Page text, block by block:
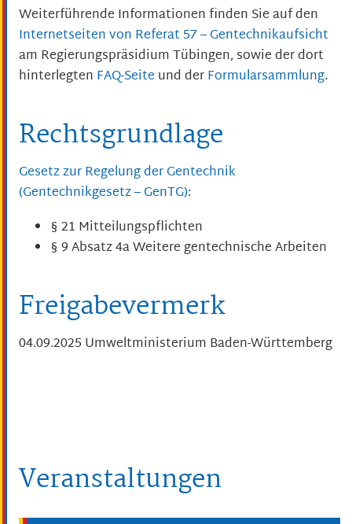
Weiterführende Informationen finden Sie auf den
Internetseiten von Referat 57 – Gentechnikaufsicht
am Regierungspräsidium Tübingen, sowie der dort
hinterlegten FAQ-Seite und derFormularsammlung.
Rechtsgrundlage
Gesetz zur Regelung der Gentechnik
(Gentechnikgesetz – GenTG):
§ 21 Mitteilungspflichten
§ 9 Absatz 4a Weitere gentechnische Arbeiten
Freigabevermerk
04.09.2025 Umweltministerium Baden-Württemberg
Veranstaltungen